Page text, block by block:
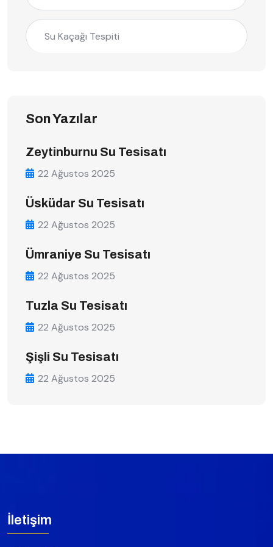
Su Kaçağı Tespiti
Son Yazılar
Zeytinburnu Su Tesisatı
22 Ağustos 2025
Üsküdar Su Tesisatı
22 Ağustos 2025
Ümraniye Su Tesisatı
22 Ağustos 2025
Tuzla Su Tesisatı
22 Ağustos 2025
Şişli Su Tesisatı
22 Ağustos 2025
İletişim